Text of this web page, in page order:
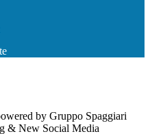
by Gruppo Spaggiari
& New Social Media